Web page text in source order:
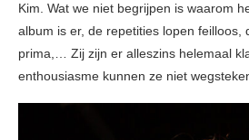
Kim. Wat we niet begrijpen is waarom
album is er, de repetities lopen feilloos,
prima,… Zij zijn er alleszins helemaal
enthousiasme kunnen ze niet